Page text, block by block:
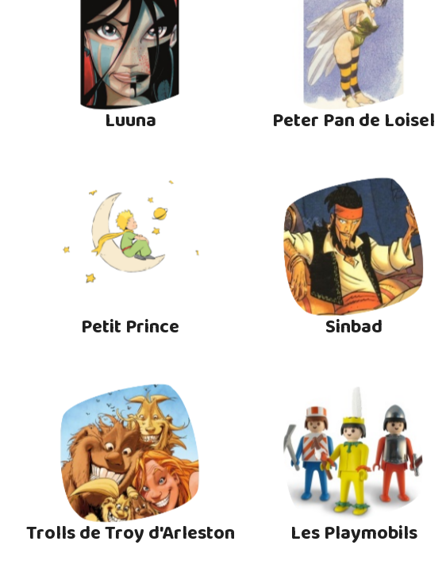
Luuna Peter Pan de Loisel
Petit Prince Sinbad
Trolls de Troy d'Arleston Les Playmobils